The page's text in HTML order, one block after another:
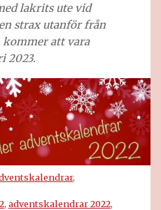
lakrits ute vid
strax utanför från
kommer att vara
2023.
,
, adventskalendrar 2022,